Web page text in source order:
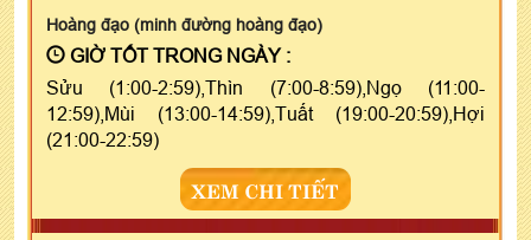
Hoàng đạo (minh đường hoàng đạo)
GIỜ TỐT TRONG NGÀY :
Sửu (1:00-2:59),Thìn (7:00-8:59),Ngọ (11:00-
12:59),Mùi (13:00-14:59),Tuất (19:00-20:59),Hợi
(21:00-22:59)
XEM CHI TIẾT